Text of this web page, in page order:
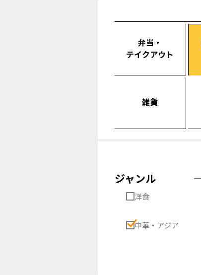
弁当・
テイクアウト
雑貨
ジャンル
洋食
中華・アジア